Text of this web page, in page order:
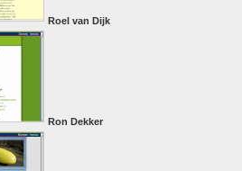
Roel van Dijk
Ron Dekker